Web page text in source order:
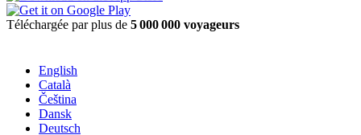
Téléchargée par plus de 5 000 000 voyageurs
English
Català
Čeština
Dansk
Deutsch